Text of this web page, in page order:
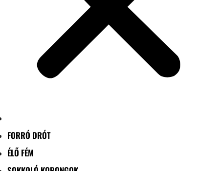
FORRÓ DRÓT
ÉLŐ FÉM